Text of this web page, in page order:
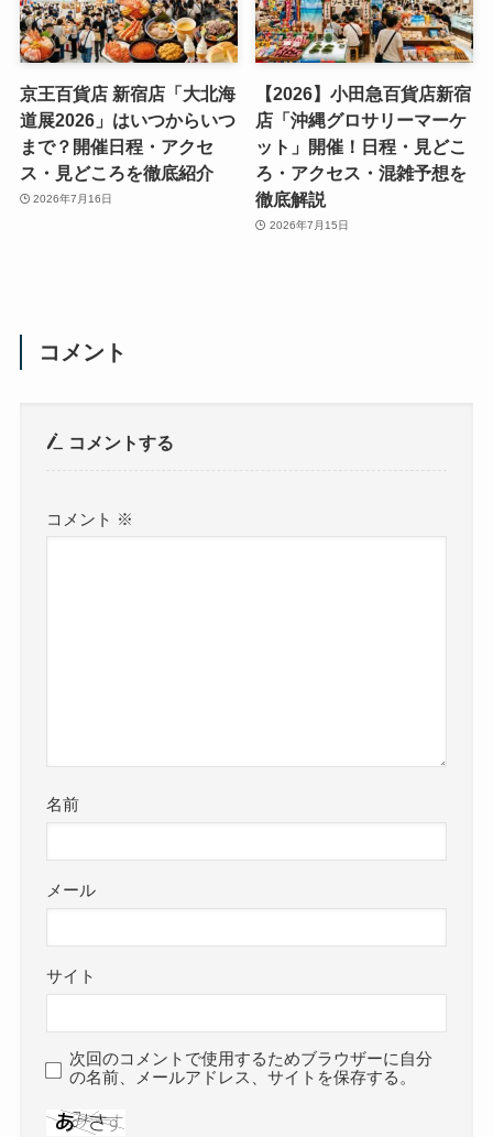
京王百貨店 新宿店「大北海
道展2026」はいつからいつ
まで？開催日程・アクセ
ス・見どころを徹底紹介
2026年7月16日
【2026】小田急百貨店新宿
店「沖縄グロサリーマーケ
ット」開催！日程・見どこ
ろ・アクセス・混雑予想を
徹底解説
2026年7月15日
コメント
コメントする
コメント ※
名前
メール
サイト
次回のコメントで使用するためブラウザーに自分
の名前、メールアドレス、サイトを保存する。